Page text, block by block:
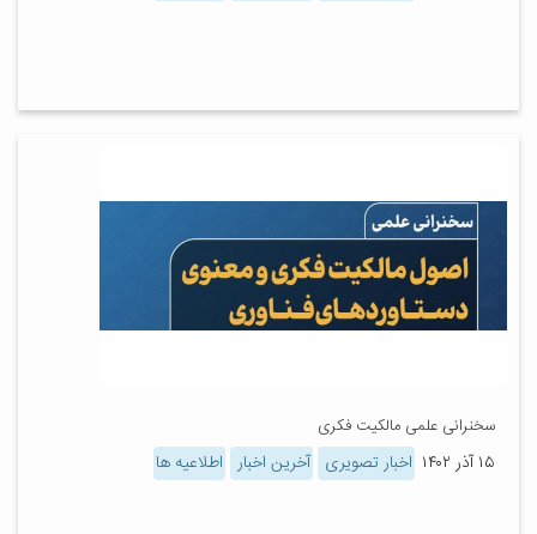
سخنرانی علمی مالکیت فکری
۱۵ آذر ۱۴۰۲ اخبار تصویری آخرین اخبار اطلاعیه ها